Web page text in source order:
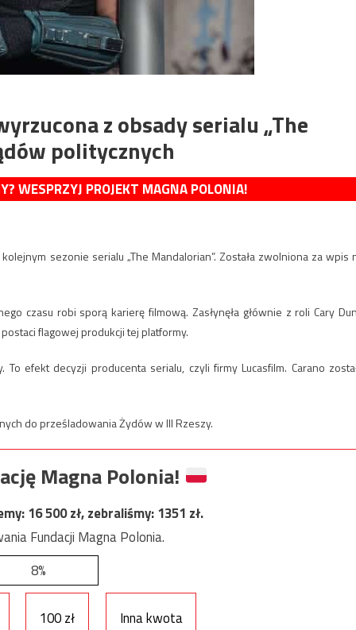
z obsady serialu „The
politycznych
WESPRZYJ PROJEKT MAGNA POLONIA!
sezonie serialu „The Mandalorian”. Została zwolniona za wpis
czasu robi sporą karierę filmową. Zasłynęła głównie z roli Cary
flagowej produkcji tej platformy.
efekt decyzji producenta serialu, czyli firmy Lucasfilm. Carano
do prześladowania Żydów w III Rzeszy.
Magna Polonia!
16 500zł, zebraliśmy:1351 zł.
Fundacji Magna Polonia.
8%
100 zł
Inna kwota